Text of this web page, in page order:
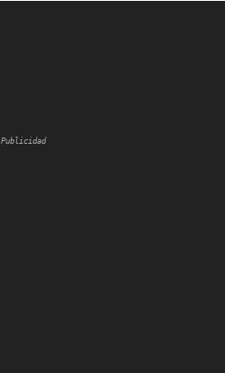
Publicidad